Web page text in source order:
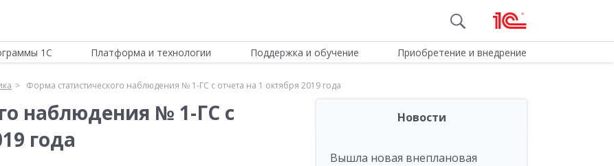
1С Платформа и технологии Поддержка и обучение Приобретение и внедрение
Форма статистического наблюдения № 1-ГС с отчета на 1 октября 2019 года
наблюдения № 1-ГС с
года
Новости
Вышла новая внеплановая